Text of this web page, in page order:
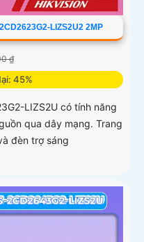
LIZS2U2 2MP
₫
45%
LIZS2U có tính năng
qua dây mạng. Trang
đèn trợ sáng